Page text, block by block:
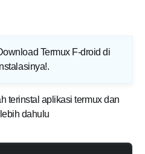
Termux F-droid di
.
terinstal aplikasi termux dan
dahulu